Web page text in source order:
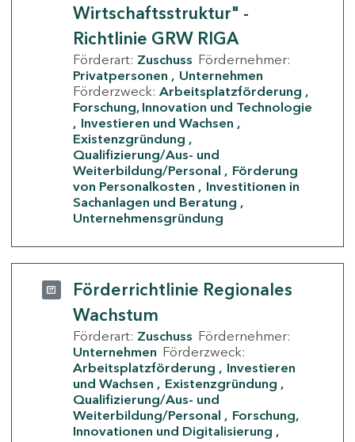
Wirtschaftsstruktur" -
Richtlinie GRW RIGA
Förderart: Zuschuss Fördernehmer:
Privatpersonen
Unternehmen
Förderzweck: Arbeitsplatzförderung
Forschung, Innovation und Technologie
Investieren und Wachsen
Existenzgründung
Qualifizierung/Aus- und
Weiterbildung/Personal
Förderung
von Personalkosten
Investitionen in
Sachanlagen und Beratung
Unternehmensgründung
Förderrichtlinie Regionales
Wachstum
Förderart: Zuschuss Fördernehmer:
Unternehmen Förderzweck:
Arbeitsplatzförderung
Investieren
und Wachsen
Existenzgründung
Qualifizierung/Aus- und
Weiterbildung/Personal
Forschung,
Innovationen und Digitalisierung